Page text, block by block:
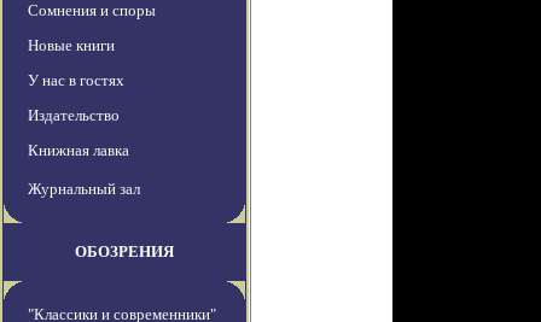
Сомнения и споры
Новые книги
У нас в гостях
Издательство
Книжная лавка
Журнальный зал
ОБОЗРЕНИЯ
"Классики и современники"